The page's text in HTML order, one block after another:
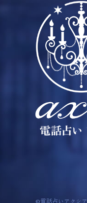
©電話占いアクシア